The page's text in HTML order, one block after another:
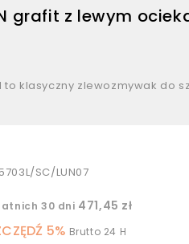
grafit z lewym
to klasyczny zlewozmywak do
SC/LUN07
30 dni 471,45 zł
5% Brutto 24 H